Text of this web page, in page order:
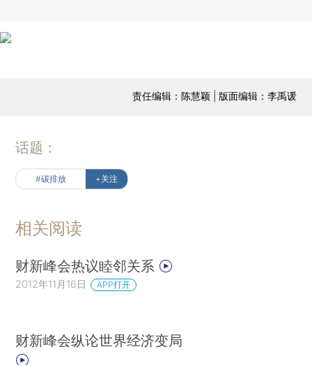
责任编辑：陈慧颖 | 版面编辑：李禹谖
话题：
#碳排放 +关注
相关阅读
财新峰会热议睦邻关系
2012年11月16日 APP打开
财新峰会纵论世界经济变局